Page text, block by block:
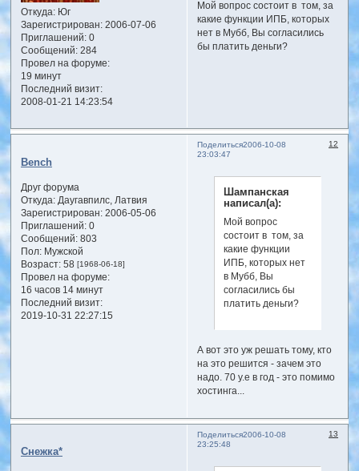
Откуда:Юг
Зарегистрирован: 2006-07-06
Приглашений:0
Сообщений:284
Провел на форуме:
19 минут
Последний визит:
2008-01-21 14:23:54
Мой вопрос состоит в том, за
какие функции ИПБ, которых
нет в Мубб, Вы согласились
бы платить деньги?
Поделиться 12
2006-10-08
23:03:47
Bench
Друг форума
Откуда:Даугавпилс, Латвия
Зарегистрирован: 2006-05-06
Приглашений:0
Сообщений:803
Пол:Мужской
Возраст:58 [1968-06-18]
Провел на форуме:
16 часов 14 минут
Последний визит:
2019-10-31 22:27:15
Шампанская
написал(а):
Мой вопрос
состоит в том, за
какие функции
ИПБ, которых нет
в Мубб, Вы
согласились бы
платить деньги?
А вот это уж решать тому, кто
на это решится - зачем это
надо. 70 у.е в год - это помимо
хостинга...
Поделиться 13
2006-10-08
23:25:48
Снежка*